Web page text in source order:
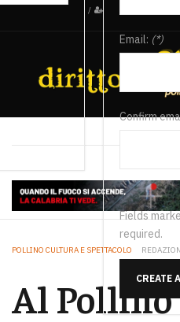
/
Email: (*)
Confirm
Fields
required.
CREATE
POLLINO CULTURA E SPETTACOLO
Al